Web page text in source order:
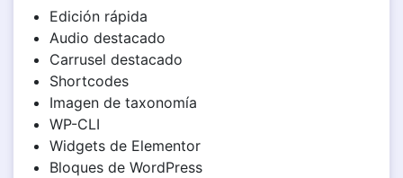
Edición rápida
Audio destacado
Carrusel destacado
Shortcodes
Imagen de taxonomía
WP-CLI
Widgets de Elementor
Bloques de WordPress